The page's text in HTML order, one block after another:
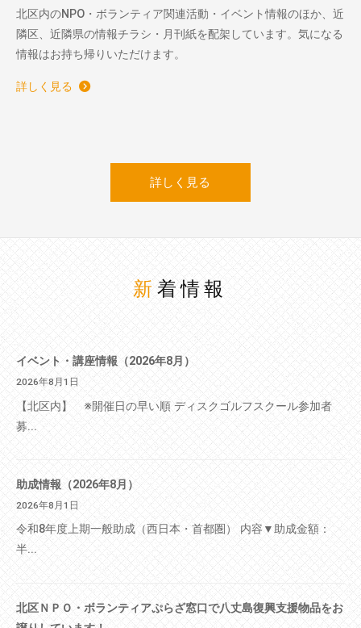
北区内のNPO・ボランティア関連活動・イベント情報のほか、近
隣区、近隣県の情報チラシ・月刊紙を配架しています。気になる
情報はお持ち帰りいただけます。
詳しく見る
詳しく見る
新着情報
イベント・講座情報（2026年8月）
2026年8月1日
【北区内】 ※開催日の早い順 ディスクゴルフスクール参加者
募...
助成情報（2026年8月）
2026年8月1日
令和8年度上期一般助成（西日本・首都圏） 内容▼助成金額：
半...
北区ＮＰＯ・ボランティアぷらざ窓口で八丈島復興支援物品をお